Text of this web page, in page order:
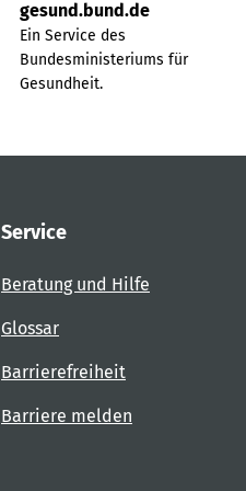
gesund.bund.de
Ein Service des
Bundesministeriums für
Gesundheit.
Service
Beratung und Hilfe
Glossar
Barrierefreiheit
Barriere melden